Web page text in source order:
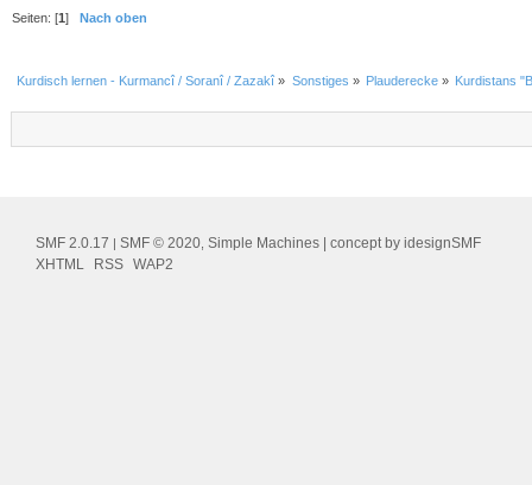
Seiten: [1]Nach oben
Kurdisch lernen - Kurmancî / Soranî / Zazakî » Sonstiges » Plauderecke» Kurdistans
SMF 2.0.17 | SMF © 2020 Simple Machines | concept by idesignSMF
XHTML
RSS WAP2